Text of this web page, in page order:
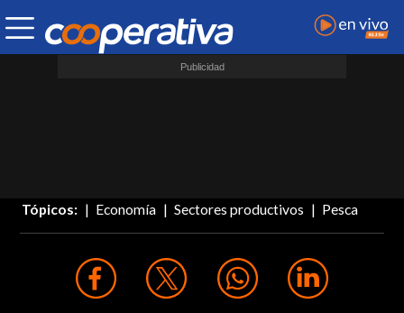
Tópicos: Economía Sectores productivos Pesca